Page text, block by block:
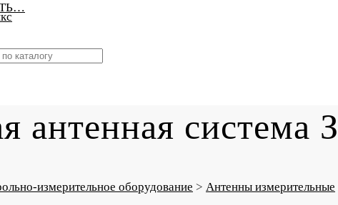
антенная система
измерительное оборудование > Антенны измерительные